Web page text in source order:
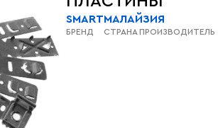
SMART
БРЕНД
МАЛАЙЗИЯ
СТРАНА ПРОИЗВОДИТЕЛЬ